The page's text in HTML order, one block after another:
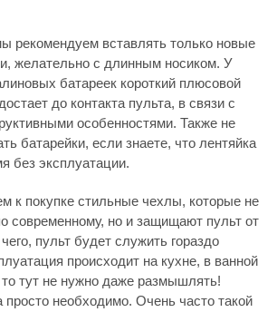
рекомендуем вставлять только новые
желательно с длинным носиком. У
батареек короткий плюсовой
до контакта пульта, в связи с
особенностями. Также не
батарейки, если знаете, что лентяйка
без эксплуатации.
к покупке стильные чехлы, которые не
современному, но и защищают пульт от
пульт будет служить гораздо
происходит на кухне, в ванной
тут не нужно даже размышлять!
необходимо. Очень часто такой